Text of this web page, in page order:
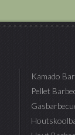
Kamado
Pellet